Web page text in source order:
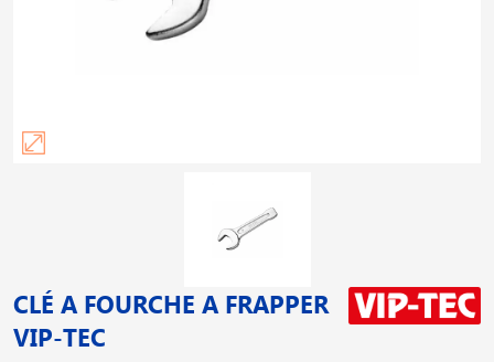
CLÉ A FOURCHE A FRAPPER
VIP-TEC